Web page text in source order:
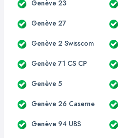
Genève 23
Genève 27
Genève 2 Swisscom
Genève 71 CS CP
Genève 5
Genève 26 Caserne
Genève 94 UBS